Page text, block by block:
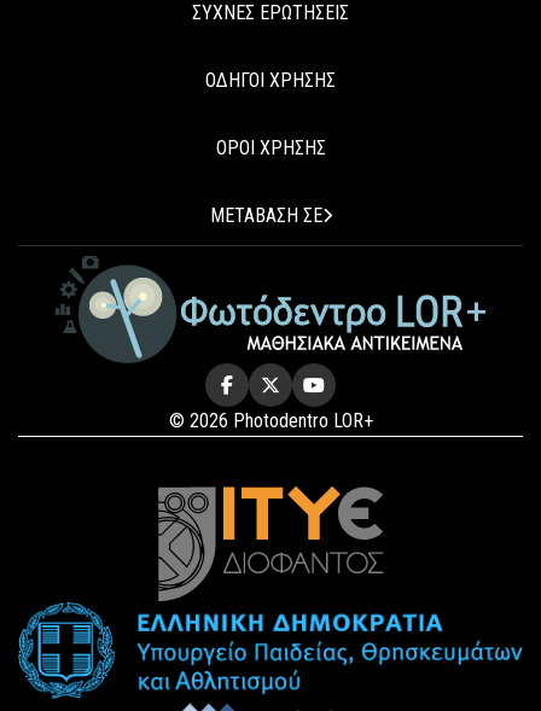
ΣΥΧΝΕΣ ΕΡΩΤΗΣΕΙΣ
ΟΔΗΓΟΙ ΧΡΗΣΗΣ
ΟΡΟΙ ΧΡΗΣΗΣ
ΜΕΤΑΒΑΣΗ ΣΕ
© 2026 Photodentro LOR+